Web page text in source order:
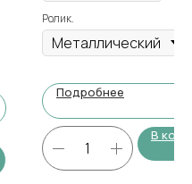
Ролик.
Подробнее
В